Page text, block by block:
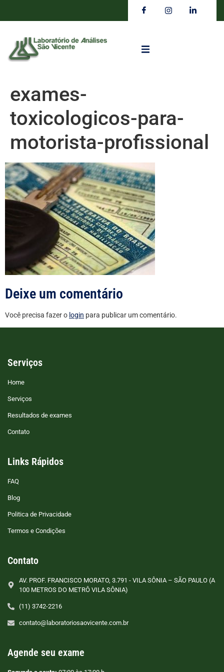
exames-
toxicologicos-para-
motorista-profissional
Deixe um comentário
Você precisa fazer o login para publicar um comentário.
Serviços
Home
Serviços
Resultados de exames
Contato
Links Rápidos
FAQ
Blog
Politica de Privacidade
Termos e Condições
Contato
AV. PROF. FRANCISCO MORATO, 3.791 - VILA SÔNIA – SÃO PAULO (A
100 METROS DO METRÔ VILA SÔNIA)
(11) 3742-2216
contato@laboratoriosaovicente.com.br
Agende seu exame